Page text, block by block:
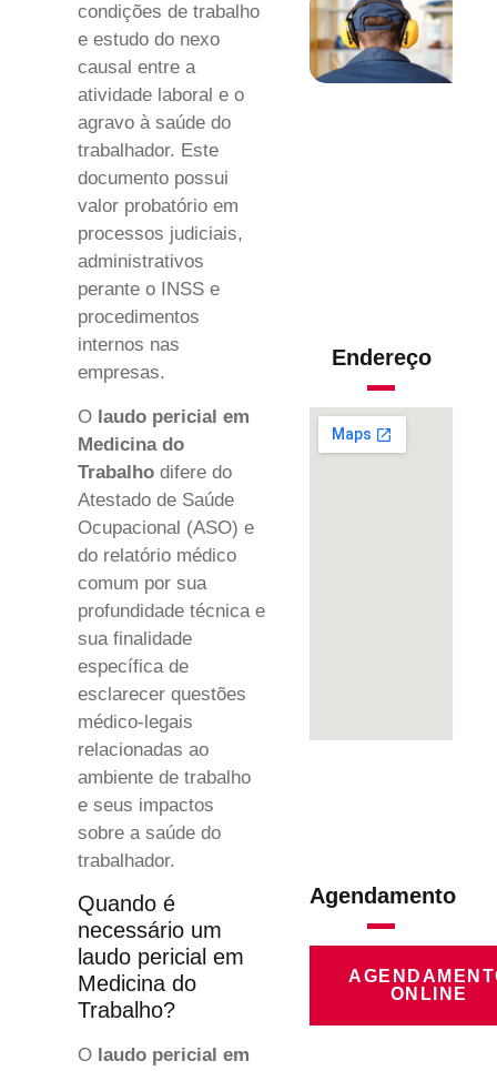
condições de trabalho
e estudo do nexo
causal entre a
atividade laboral e o
agravo à saúde do
trabalhador. Este
documento possui
valor probatório em
processos judiciais,
administrativos
perante o INSS e
procedimentos
internos nas
empresas.
O laudo pericial em
Medicina do
Trabalho difere do
Atestado de Saúde
Ocupacional (ASO) e
do relatório médico
comum por sua
profundidade técnica e
sua finalidade
específica de
esclarecer questões
médico-legais
relacionadas ao
ambiente de trabalho
e seus impactos
sobre a saúde do
trabalhador.
Quando é
necessário um
laudo pericial em
Medicina do
Trabalho?
O laudo pericial em
Endereço
Agendamento
ONLINE